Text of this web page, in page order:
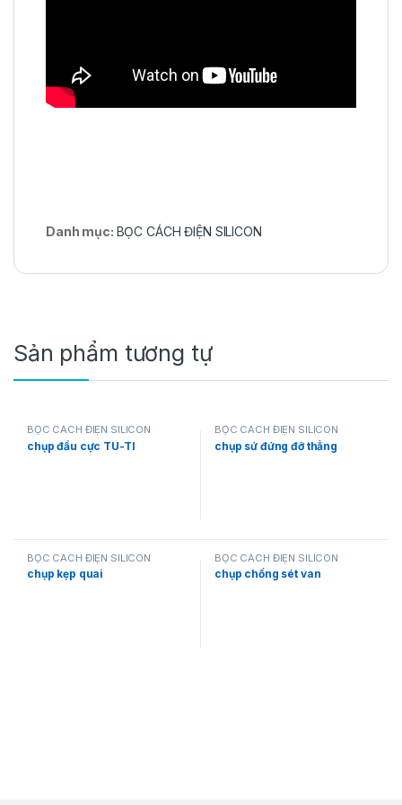
Danh mục: BỌC CÁCH ĐIỆN SILICON
Sản phẩm tương tự
BỌC CÁCH ĐIỆN SILICON
chụp đầu cực TU-TI
BỌC CÁCH ĐIỆN SILICON
chụp sứ đứng đỡ thẳng
BỌC CÁCH ĐIỆN SILICON
chụp kẹp quai
BỌC CÁCH ĐIỆN SILICON
chụp chống sét van